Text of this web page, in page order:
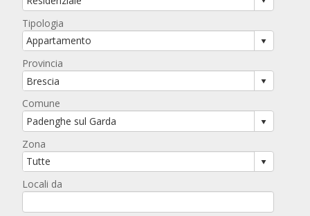
Tipologia
Provincia
Comune
Zona
Locali da